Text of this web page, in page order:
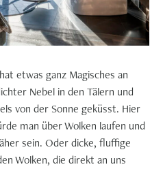
etwas ganz Magisches an
Nebel in den Tälern und
von der Sonne geküsst. Hier
man über Wolken laufen und
sein. Oder dicke, fluffige
Wolken, die direkt an uns